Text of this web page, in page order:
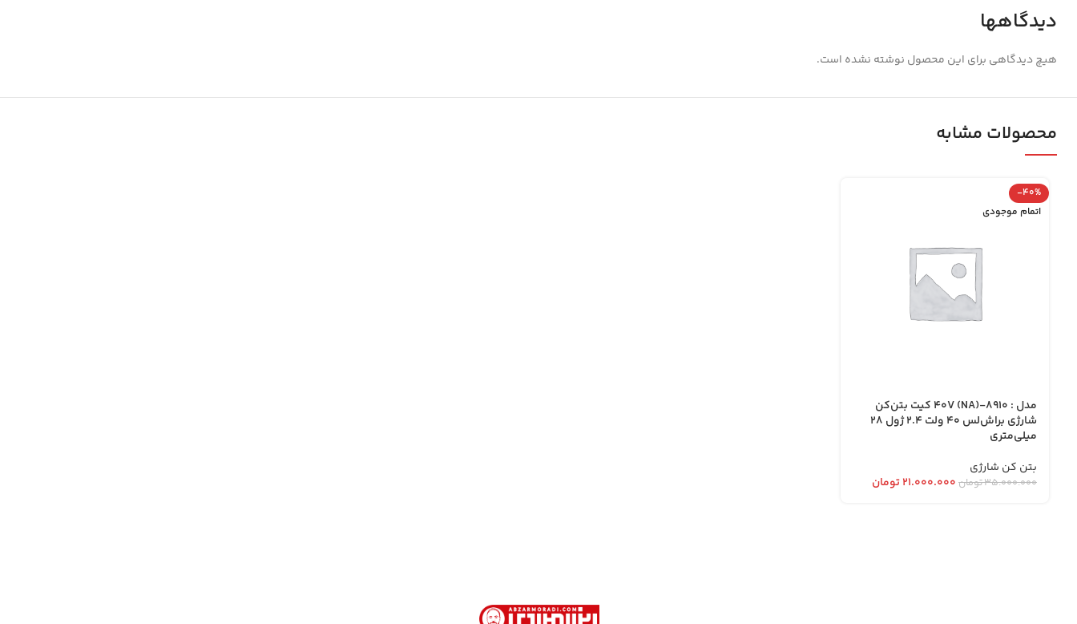
دیدگاهها
هیچ دیدگاهی برای این محصول نوشته نشده است.
محصولات مشابه
-40%
اتمام موجودی
مدل : 8910-40V (NA) کیت بتن‌کن
شارژی براش‌لس 40 ولت 2.4 ژول 28
میلی‌متری
بتن کن شارژی
۳۵.۰۰۰.۰۰۰تومان ۲۱.۰۰۰.۰۰۰تومان